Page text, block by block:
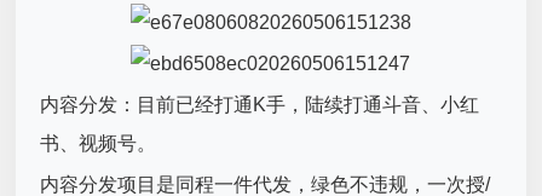
内容分发：目前已经打通K手，陆续打通斗音、小红
书、视频号。
内容分发项目是同程一件代发，绿色不违规，一次授/